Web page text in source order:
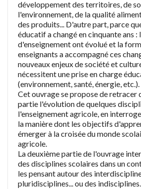
développement des territoires, de
l'environnement, de la qualité
des produits... D'autre part, parce
éducatif a changé en cinquante ans :
d'enseignement ont évolué et la
enseignants a accompagné ces
nouveaux enjeux de société et
nécessitent une prise en charge
(environnement, santé, énergie, etc.).
Cet ouvrage se propose de retracer
partie l'évolution de quelques
l'enseignement agricole, en
la manière dont les objectifs
émerger à la croisée du monde
agricole.
La deuxième partie de l'ouvrage
des disciplines scolaires dans un
les pensant autour des
pluridisciplines... ou des indisciplines.